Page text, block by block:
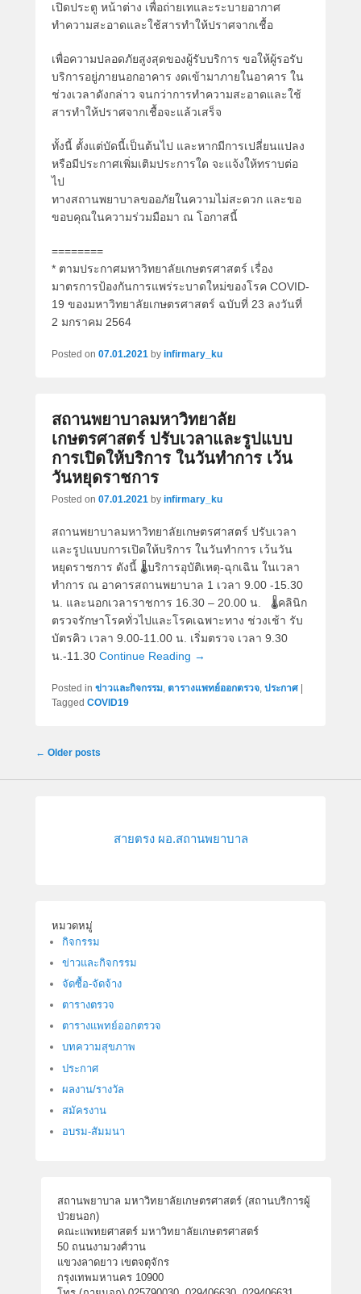
เปิดประตู หน้าต่าง เพื่อถ่ายเทและระบายอากาศ
ทำความสะอาดและใช้สารทำให้ปราศจากเชื้อ
เพื่อความปลอดภัยสูงสุดของผู้รับบริการ ขอให้ผู้รอรับ
บริการอยู่ภายนอกอาคาร งดเข้ามาภายในอาคาร ใน
ช่วงเวลาดังกล่าว จนกว่าการทำความสะอาดและใช้
สารทำให้ปราศจากเชื้อจะแล้วเสร็จ
ทั้งนี้ ตั้งแต่บัดนี้เป็นต้นไป และหากมีการเปลี่ยนแปลง
หรือมีประกาศเพิ่มเติมประการใด จะแจ้งให้ทราบต่อ
ไป
ทางสถานพยาบาลขออภัยในความไม่สะดวก และขอ
ขอบคุณในความร่วมมือมา ณ โอกาสนี้
========
* ตามประกาศมหาวิทยาลัยเกษตรศาสตร์ เรื่อง
มาตรการป้องกันการแพร่ระบาดใหม่ของโรค COVID-
19 ของมหาวิทยาลัยเกษตรศาสตร์ ฉบับที่ 23 ลงวันที่
2 มกราคม 2564
Posted on 07.01.2021 by infirmary_ku
สถานพยาบาลมหาวิทยาลัย
เกษตรศาสตร์ ปรับเวลาและรูปแบบ
การเปิดให้บริการ ในวันทำการ เว้น
วันหยุดราชการ
Posted on 07.01.2021 by infirmary_ku
สถานพยาบาลมหาวิทยาลัยเกษตรศาสตร์ ปรับเวลา
และรูปแบบการเปิดให้บริการ ในวันทำการ เว้นวัน
หยุดราชการ ดังนี้ 🌡บริการอุบัติเหตุ-ฉุกเฉิน ในเวลา
ทำการ ณ อาคารสถานพยาบาล 1 เวลา 9.00 -15.30
น. และนอกเวลาราชการ 16.30 – 20.00 น. 🌡คลินิก
ตรวจรักษาโรคทั่วไปและโรคเฉพาะทาง ช่วงเช้า รับ
บัตรคิว เวลา 9.00-11.00 น. เริ่มตรวจ เวลา 9.30
น.-11.30 Continue Reading →
Posted in ข่าวและกิจกรรม, ตารางแพทย์ออกตรวจ, ประกาศ
Tagged COVID19
Post
← Older posts
สายตรง ผอ.สถานพยาบาล
หมวดหมู่
กิจกรรม
ข่าวและกิจกรรม
จัดซื้อ-จัดจ้าง
ตารางตรวจ
ตารางแพทย์ออกตรวจ
บทความสุขภาพ
ประกาศ
ผลงาน/รางวัล
สมัครงาน
อบรม-สัมมนา
สถานพยาบาล มหาวิทยาลัยเกษตรศาสตร์ (สถานบริการผู้
ป่วยนอก)
คณะแพทยศาสตร์ มหาวิทยาลัยเกษตรศาสตร์
50 ถนนงามวงศ์วาน
แขวงลาดยาว เขตจตุจักร
กรุงเทพมหานคร 10900